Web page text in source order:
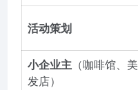
活动策划
小企业主 （咖啡馆、美
发店）